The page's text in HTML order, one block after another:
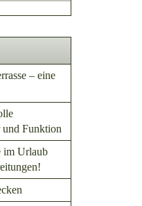
– eine
Funktion
im Urlaub